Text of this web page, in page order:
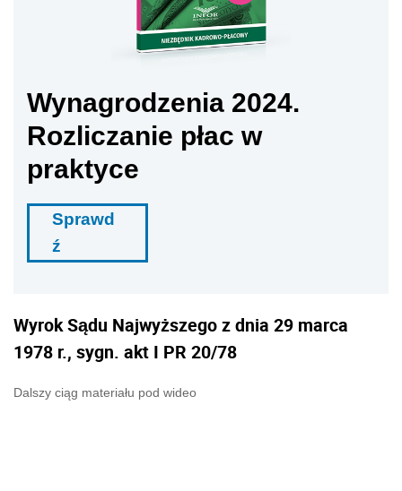
Wynagrodzenia 2024.
Rozliczanie płac w
praktyce
Sprawd
ź
Wyrok Sądu Najwyższego z dnia 29 marca
1978 r., sygn. akt I PR 20/78
Dalszy ciąg materiału pod wideo